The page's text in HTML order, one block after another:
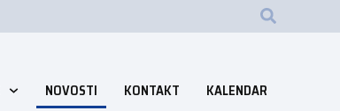
NOVOSTI KONTAKT KALENDAR